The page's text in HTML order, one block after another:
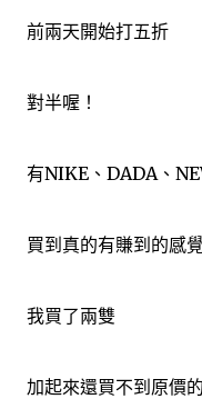
前兩天開始打五折
對半喔！
有NIKE、DADA、
買到真的有賺到的感
我買了兩雙
加起來還買不到原價